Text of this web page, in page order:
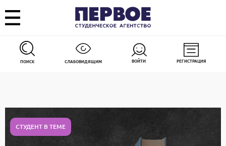
ПОИСК СЛАБОВИДЯЩИМ ВОЙТИ РЕГИСТРАЦИЯ
СТУДЕНТ В ТЕМЕ